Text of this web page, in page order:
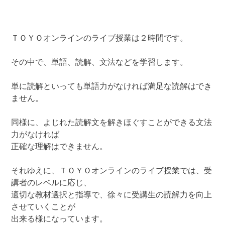
ＴＯＹＯオンラインのライブ授業は２時間です。
その中で、単語、読解、文法などを学習します。
単に読解といっても単語力がなければ満足な読解はでき
ません。
同様に、よじれた読解文を解きほぐすことができる文法
力がなければ
正確な理解はできません。
それゆえに、ＴＯＹＯオンラインのライブ授業では、受
講者のレベルに応じ、
適切な教材選択と指導で、徐々に受講生の読解力を向上
させていくことが
出来る様になっています。